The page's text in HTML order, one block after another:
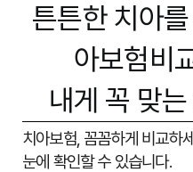
튼튼한 치아
아보험비
내게 꼭 맞는
치아보험, 꼼꼼하게 비교하
눈에 확인할 수 있습니다.